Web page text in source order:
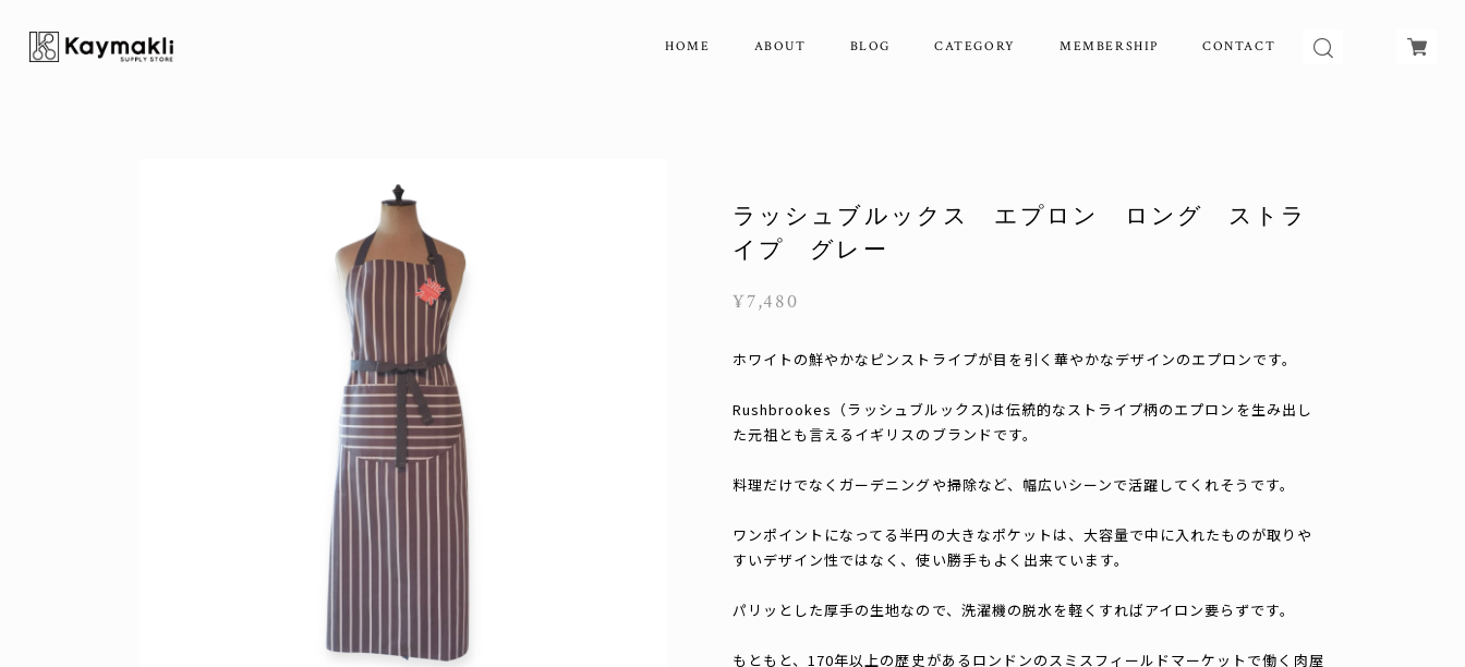
HOME ABOUT BLOG CATEGORY MEMBERSHIP CONTACT
ラッシュブルックス エプロン ロング ストラ
イプ グレー
¥7,480
ホワイトの鮮やかなピンストライプが目を引く華やかなデザインのエプロンです。
Rushbrookes（ラッシュブルックス)は伝統的なストライプ柄のエプロンを生み出し
た元祖とも言えるイギリスのブランドです。
料理だけでなくガーデニングや掃除など、幅広いシーンで活躍してくれそうです。
ワンポイントになってる半円の大きなポケットは、大容量で中に入れたものが取りや
すいデザイン性ではなく、使い勝手もよく出来ています。
パリッとした厚手の生地なので、洗濯機の脱水を軽くすればアイロン要らずです。
もともと、170年以上の歴史があるロンドンのスミスフィールドマーケットで働く肉屋